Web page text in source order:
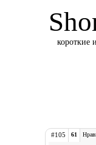
короткие
#105 61